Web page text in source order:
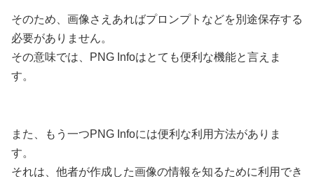
そのため、画像さえあればプロンプトなどを別途保存する
必要がありません。
その意味では、PNG Infoはとても便利な機能と言えま
す。
また、もう一つPNG Infoには便利な利用方法がありま
す。
それは、他者が作成した画像の情報を知るために利用でき